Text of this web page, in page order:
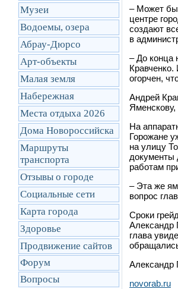
Музеи
Водоемы, озера
Абрау-Дюрсо
Арт-объекты
Малая земля
Набережная
Места отдыха 2026
Дома Новороссийска
Маршруты
транcпорта
Отзывы о городе
Социальные сети
Карта города
Здоровье
Продвижение сайтов
Форум
Вопросы
–Может
центре
создают
в
–До конца
огорчен,
Андрей
Яменскову,
На
Горожане
на улицу
документы
работам
– Эта же
вопрос
Сроки
Александр
глава
Александр
novorab.ru